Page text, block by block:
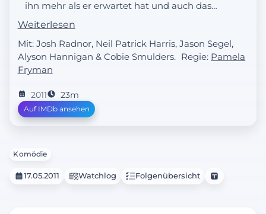
ihn mehr als er erwartet hat und auch das
Beziehungsende mit Zoey liegt noch nicht
weit zurück. Obwohl es Ted dabei nicht sehr
gut geht, sehen Robin und Barney keinen
Grund, deswegen ihre Späße zu
unterlassen. Unterdessen möchte Lily
überraschen, da seine Arbeitssuche nur
mäßig erfolgreich ist und er dringend eine
Aufmunterung gebrauchen könnte. Doch
ungenießbare Zutaten, denn schon bald
Übelkeitsgefühl ein.
Weiterlesen
Mit: Josh Radnor, Neil Patrick Harris, Jason Segel,
Alyson Hannigan & Cobie Smulders. Regie: Pamela
Fryman
2011 23m
Auf IMDb ansehen
Komödie
17.05.2011 Watchlog Folgenübersicht